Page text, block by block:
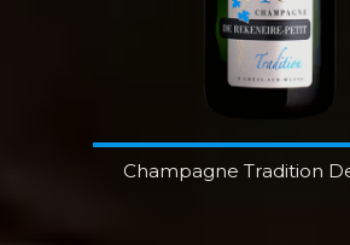
Champagne Tradition